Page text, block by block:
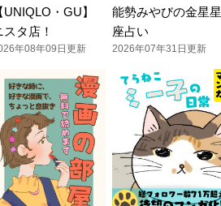
UNIQLO・GU】
スタ店！
年08年09日更新
能勢みやびの金星星
座占い
2026年07年31日更新